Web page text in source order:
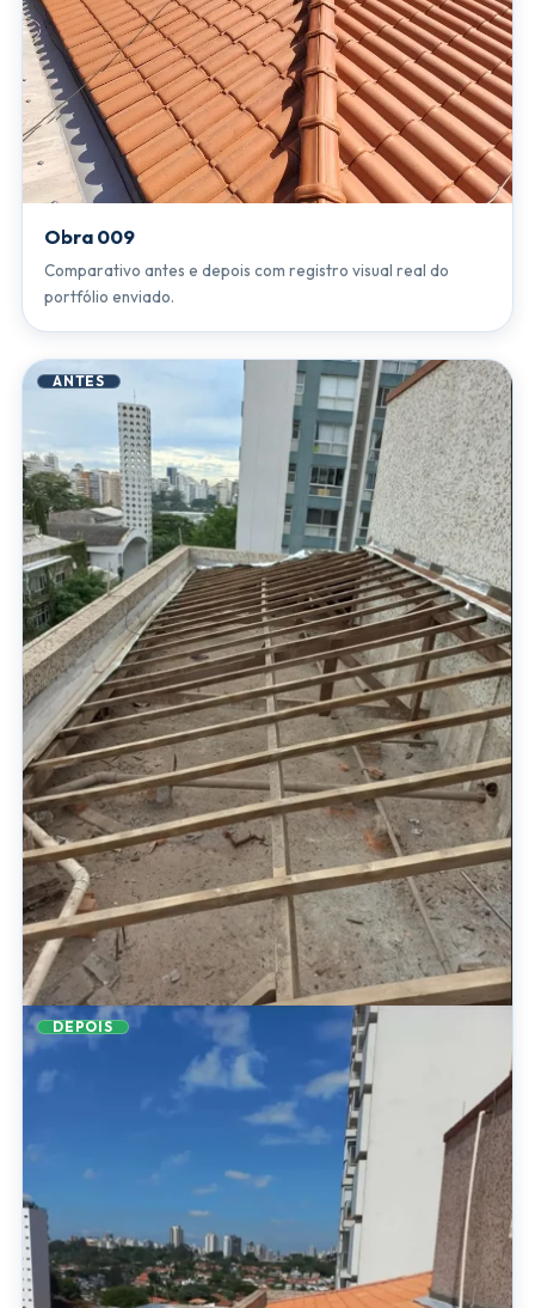
Obra 009
Comparativo antes e depois com registro visual real do
portfólio enviado.
ANTES
DEPOIS